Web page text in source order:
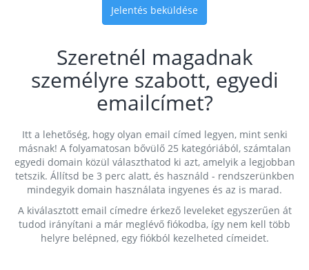
Jelentés beküldése
Szeretnél magadnak
személyre szabott, egyedi
emailcímet?
Itt a lehetőség, hogy olyan email címed legyen, mint senki
másnak! A folyamatosan bővülő 25 kategóriából, számtalan
egyedi domain közül választhatod ki azt, amelyik a legjobban
tetszik. Állítsd be 3 perc alatt, és használd - rendszerünkben
mindegyik domain használata ingyenes és az is marad.
A kiválasztott email címedre érkező leveleket egyszerűen át
tudod irányítani a már meglévő fiókodba, így nem kell több
helyre belépned, egy fiókból kezelheted címeidet.